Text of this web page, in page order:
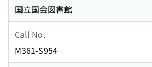
国立国会図書館
Call No.
M361-S954